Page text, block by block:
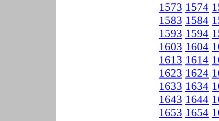
1573 1574
1583 1584
1593 1594
1603 1604
1613 1614
1623 1624
1633 1634
1643 1644
1653 1654